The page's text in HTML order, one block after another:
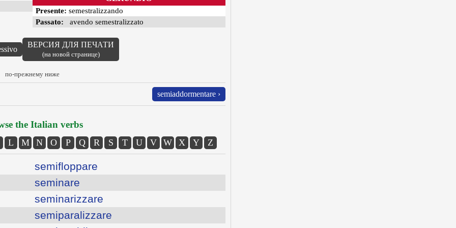
Presente: semestralizzando
Passato: avendo semestralizzato
ВЕРСИЯ ДЛЯ ПЕЧАТИ
(на новой странице)
по-прежнему ниже
semiaddormentare ›
the Italian verbs
L M N O P Q R S T U V W X Y Z
semifloppare
seminare
seminarizzare
semiparalizzare